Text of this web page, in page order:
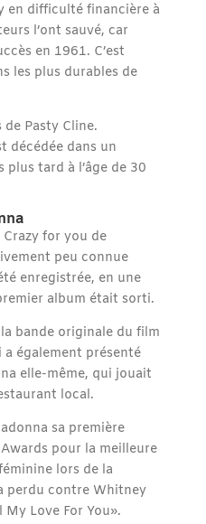
en difficulté financière à
l’ont sauvé, car
en 1961. C’est
les plus durables de
Pasty Cline.
décédée dans un
plus tard à l’âge de 30
for you de
peu connue
enregistrée, en une
album était sorti.
bande originale du film
a également présenté
elle-même, qui jouait
local.
sa première
pour la meilleure
lors de la
perdu contre Whitney
Love For You».